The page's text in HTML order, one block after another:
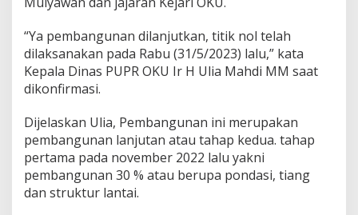
“Ya pembangunan dilanjutkan, titik nol telah
dilaksanakan pada Rabu (31/5/2023) lalu,” kata
Kepala Dinas PUPR OKU Ir H Ulia Mahdi MM saat
dikonfirmasi.
Dijelaskan Ulia, Pembangunan ini merupakan
pembangunan lanjutan atau tahap kedua. tahap
pertama pada november 2022 lalu yakni
pembangunan 30 % atau berupa pondasi, tiang
dan struktur lantai.